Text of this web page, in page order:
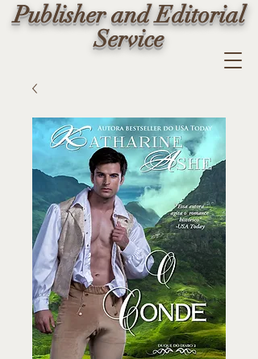
Publisher and Editorial
Service